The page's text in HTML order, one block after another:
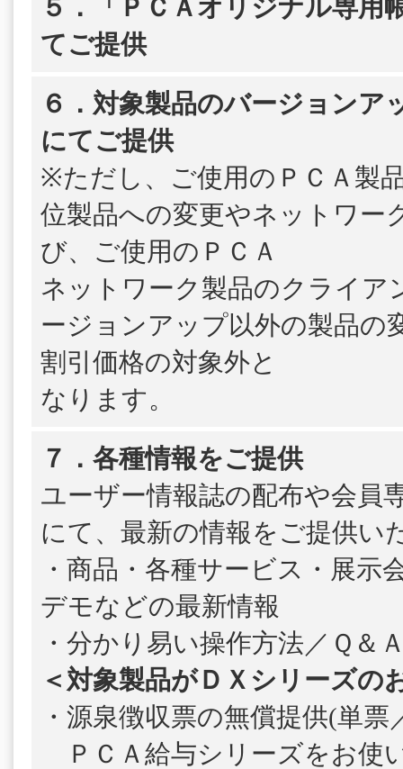
５．「ＰＣＡオリジナル専用
てご提供
６．対象製品のバージョンア
にてご提供
※ただし、ご使用のＰＣＡ製
位製品への変更やネットワー
び、ご使用のＰＣＡ
ネットワーク製品のクライア
ージョンアップ以外の製品の
割引価格の対象外と
なります。
７．各種情報をご提供
ユーザー情報誌の配布や会員
にて、最新の情報をご提供い
・商品・各種サービス・展示
デモなどの最新情報
・分かり易い操作方法／Ｑ＆
＜対象製品がＤＸシリーズの
・源泉徴収票の無償提供(単票
ＰＣＡ給与シリーズをお使